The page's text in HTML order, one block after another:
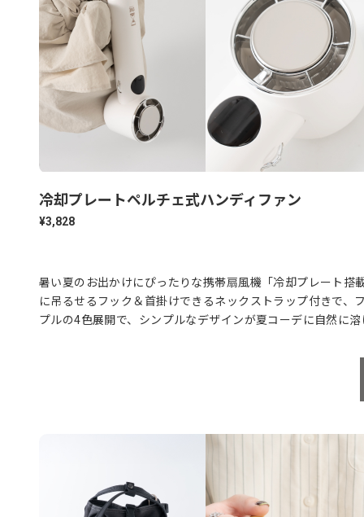
冷却プレートペルチェ式ハンディファン
¥3,828
暑い夏のお出かけにぴったりな携帯扇風機「冷却プレート
に吊るせるフック＆首掛けできるネックストラップ付きで
プルの4色展開で、シンプルなデザインが夏コーデに自然に